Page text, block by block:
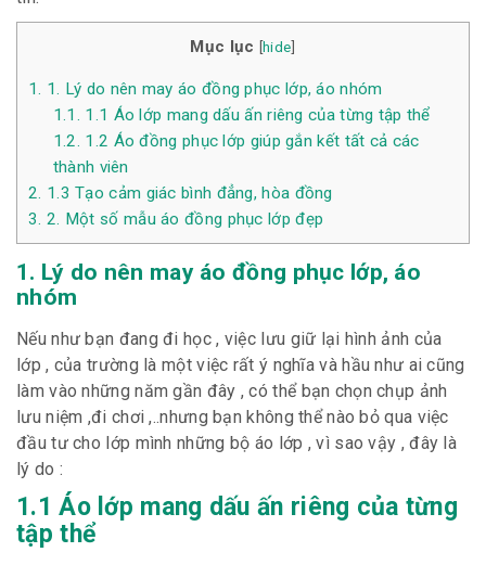
Mục lục [hide]
1. 1. Lý do nên may áo đồng phục lớp, áo nhóm
1.1. 1.1 Áo lớp mang dấu ấn riêng của từng tập thể
1.2. 1.2 Áo đồng phục lớp giúp gắn kết tất cả các
thành viên
2. 1.3 Tạo cảm giác bình đẳng, hòa đồng
3. 2. Một số mẫu áo đồng phục lớp đẹp
1. Lý do nên may áo đồng phục lớp, áo
nhóm
Nếu như bạn đang đi học , việc lưu giữ lại hình ảnh của
lớp , của trường là một việc rất ý nghĩa và hầu như ai cũng
làm vào những năm gần đây , có thể bạn chọn chụp ảnh
lưu niệm ,đi chơi ,..nhưng bạn không thể nào bỏ qua việc
đầu tư cho lớp mình những bộ áo lớp , vì sao vậy , đây là
lý do :
1.1 Áo lớp mang dấu ấn riêng của từng
tập thể